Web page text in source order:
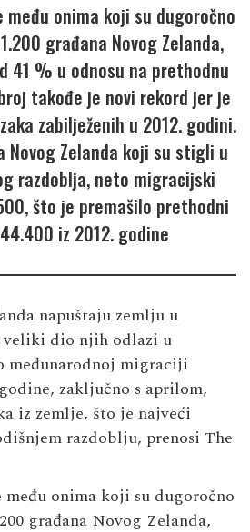
onima koji su dugoročno
građana Novog Zelanda,
41 % u odnosu na prethodnu
takođe je novi rekord jer je
zabilježenih u 2012. godini.
Novog Zelanda koji su stigli u
razdoblja, neto migracijski
što je premašilo prethodni
iz 2012. godine
napuštaju zemlju u
veliki dio njih odlazi u
međunarodnoj migraciji
zaključno s aprilom,
iz zemlje, što je najveći
razdoblju, prenosi The
onima koji su dugoročno
građana Novog Zelanda,